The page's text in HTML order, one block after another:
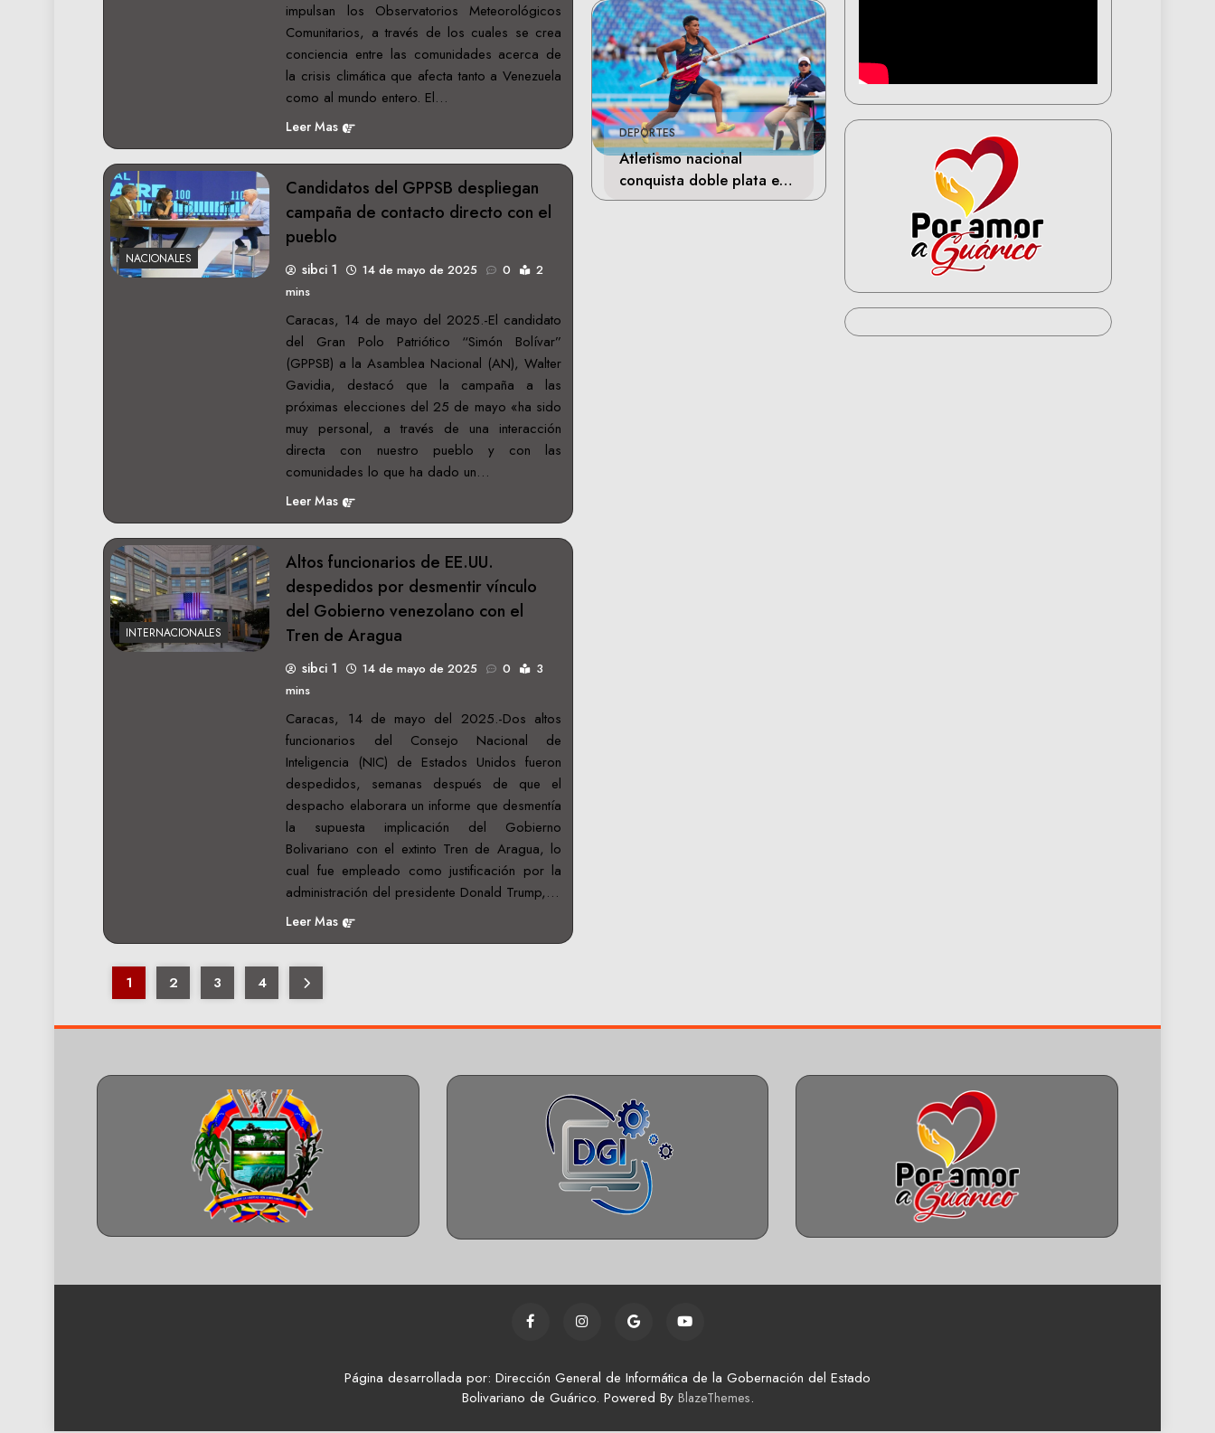
DEPORTES
Atletismo nacional
conquista doble plata en
Santo Domingo
impulsan los Observatorios Meteorológicos
Comunitarios, a través de los cuales se crea
conciencia entre las comunidades acerca de
la crisis climática que afecta tanto a Venezuela
como al mundo entero. El…
Leer Mas
NACIONALES
Candidatos del GPPSB despliegan
campaña de contacto directo con el
pueblo
sibci 1 14 de mayo de 2025 0
2
mins
Caracas, 14 de mayo del 2025.-El candidato
del Gran Polo Patriótico “Simón Bolívar”
(GPPSB) a la Asamblea Nacional (AN), Walter
Gavidia, destacó que la campaña a las
próximas elecciones del 25 de mayo «ha sido
muy personal, a través de una interacción
directa con nuestro pueblo y con las
comunidades lo que ha dado un…
Leer Mas
INTERNACIONALES
Altos funcionarios de EE.UU.
despedidos por desmentir vínculo
del Gobierno venezolano con el
Tren de Aragua
sibci 1 14 de mayo de 2025 0
3
mins
Caracas, 14 de mayo del 2025.-Dos altos
funcionarios del Consejo Nacional de
Inteligencia (NIC) de Estados Unidos fueron
despedidos, semanas después de que el
despacho elaborara un informe que desmentía
la supuesta implicación del Gobierno
Bolivariano con el extinto Tren de Aragua, lo
cual fue empleado como justificación por la
administración del presidente Donald Trump,…
Leer Mas
1 2 3 4
Página desarrollada por: Dirección General de Informática de la Gobernación del Estado
Bolivariano de Guárico. Powered By BlazeThemes.